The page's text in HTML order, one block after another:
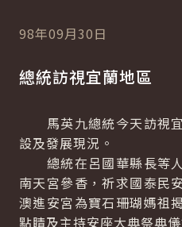
98年09月30日
總統訪視宜蘭地區
馬英九總統今天訪視宜
設及發展現況。
總統在呂國華縣長等人
南天宮參香，祈求國泰民
澳進安宮為寶石珊瑚媽祖
點睛及主持安座大典祭典儀